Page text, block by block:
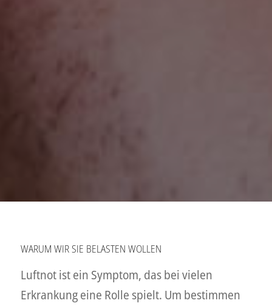
WARUM WIR SIE BELASTEN WOLLEN
Luftnot ist ein Symptom, das bei vielen
Erkrankung eine Rolle spielt. Um bestimmen